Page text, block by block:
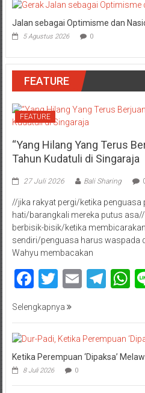
Jalan sebagai Optimisme dan
5 Agustus 2026 0
FEATURE
FEATURE
“Yang Hilang Yang Terus
Tahun Kudatuli di Singaraja
27 Juli 2026 Bali Sharing
//jika rakyat pergi/ketika
hati/barangkali mereka putus
berbisik-bisik/ketika
sendiri/penguasa harus waspada
Wahyu membacakan
Facebook
Twitter
Email
Selengkapnya
Ketika Perempuan ‘Dipaksa’
8 Juli 2026 0